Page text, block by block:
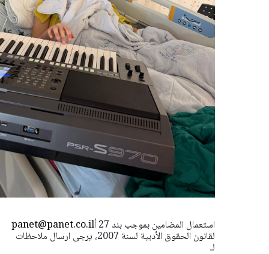
panet@panet.co.ilاستعمال المضامين بموجب بند 27 أ
لقانون الحقوق الأدبية لسنة 2007، يرجى ارسال ملاحظات
لـ